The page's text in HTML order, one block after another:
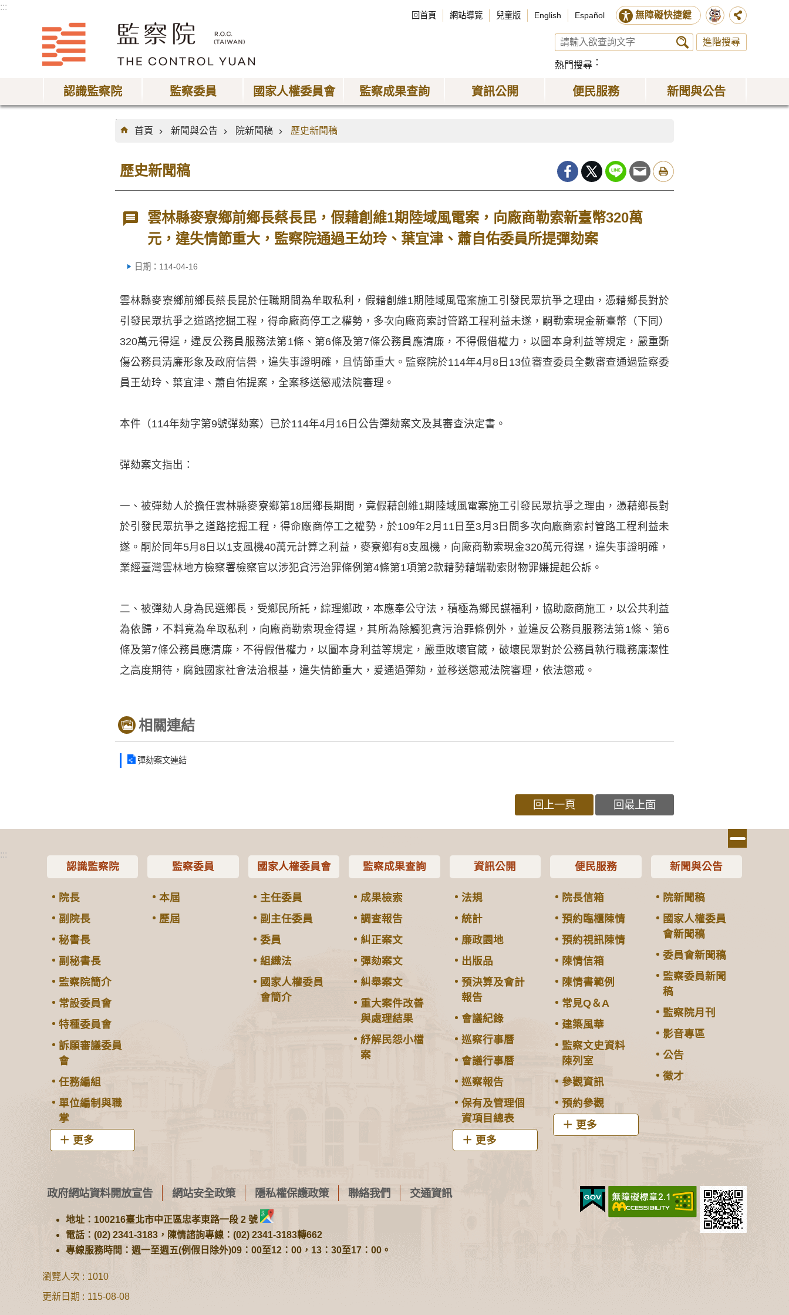
:::
回首頁 網站導覽 兒童版 English Español 無障礙快捷鍵
進階搜尋
熱門搜尋
認識監察院 監察委員 國家人權委員會 監察成果查詢 資訊公開 便民服務 新聞與公告
:::
首頁
新聞與公告 院新聞稿 歷史新聞稿
歷史新聞稿
雲林縣麥寮鄉前鄉長蔡長昆，假藉創維1期陸域風電案，向廠商勒索新臺幣320萬
元，違失情節重大，監察院通過王幼玲、葉宜津、蕭自佑委員所提彈劾案
日期：114-04-16
雲林縣麥寮鄉前鄉長蔡長昆於任職期間為牟取私利，假藉創維1期陸域風電案施工引發民眾抗爭之理由，憑藉鄉長對於
引發民眾抗爭之道路挖掘工程，得命廠商停工之權勢，多次向廠商索討管路工程利益未遂，嗣勒索現金新臺幣（下同）
320萬元得逞，違反公務員服務法第1條、第6條及第7條公務員應清廉，不得假借權力，以圖本身利益等規定，嚴重斲
傷公務員清廉形象及政府信譽，違失事證明確，且情節重大。監察院於114年4月8日13位審查委員全數審查通過監察委
員王幼玲、葉宜津、蕭自佑提案，全案移送懲戒法院審理。
本件（114年劾字第9號彈劾案）已於114年4月16日公告彈劾案文及其審查決定書。
彈劾案文指出：
一、被彈劾人於擔任雲林縣麥寮鄉第18屆鄉長期間，竟假藉創維1期陸域風電案施工引發民眾抗爭之理由，憑藉鄉長對
於引發民眾抗爭之道路挖掘工程，得命廠商停工之權勢，於109年2月11日至3月3日間多次向廠商索討管路工程利益未
遂。嗣於同年5月8日以1支風機40萬元計算之利益，麥寮鄉有8支風機，向廠商勒索現金320萬元得逞，違失事證明確，
業經臺灣雲林地方檢察署檢察官以涉犯貪污治罪條例第4條第1項第2款藉勢藉端勒索財物罪嫌提起公訴。
二、被彈劾人身為民選鄉長，受鄉民所託，綜理鄉政，本應奉公守法，積極為鄉民謀福利，協助廠商施工，以公共利益
為依歸，不料竟為牟取私利，向廠商勒索現金得逞，其所為除觸犯貪污治罪條例外，並違反公務員服務法第1條、第6
條及第7條公務員應清廉，不得假借權力，以圖本身利益等規定，嚴重敗壞官箴，破壞民眾對於公務員執行職務廉潔性
之高度期待，腐蝕國家社會法治根基，違失情節重大，爰通過彈劾，並移送懲戒法院審理，依法懲戒。
相關連結
彈劾案文連結
回上一頁 回最上面
:::
認識監察院
院長
副院長
秘書長
副秘書長
監察院簡介
常設委員會
特種委員會
訴願審議委員
會
任務編組
單位編制與職
掌
更多
監察委員
本屆
歷屆
國家人權委員會
主任委員
副主任委員
委員
組織法
國家人權委員
會簡介
監察成果查詢
成果檢索
調查報告
糾正案文
彈劾案文
糾舉案文
重大案件改善
與處理結果
紓解民怨小檔
案
資訊公開
法規
統計
廉政園地
出版品
預決算及會計
報告
會議紀錄
巡察行事曆
會議行事曆
巡察報告
保有及管理個
資項目總表
更多
便民服務
院長信箱
預約臨櫃陳情
預約視訊陳情
陳情信箱
陳情書範例
常見Q＆A
建築風華
監察文史資料
陳列室
參觀資訊
預約參觀
更多
新聞與公告
院新聞稿
國家人權委員
會新聞稿
委員會新聞稿
監察委員新聞
稿
監察院月刊
影音專區
公告
徵才
政府網站資料開放宣告 網站安全政策 隱私權保護政策 聯絡我們 交通資訊
地址：100216臺北市中正區忠孝東路一段 2 號
電話：(02) 2341-3183，陳情諮詢專線：(02) 2341-3183轉662
專線服務時間：週一至週五(例假日除外)09：00至12：00，13：30至17：00。
瀏覽人次
1010
更新日期
115-08-08